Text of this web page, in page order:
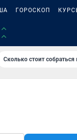
ГОРОСКОП
Сколько стоит